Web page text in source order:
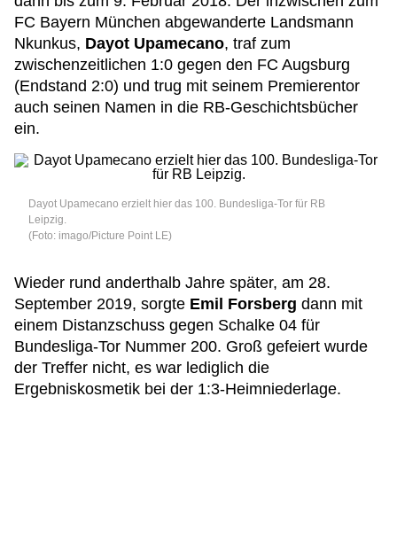
FC Bayern München abgewanderte Landsmann
Nkunkus, Dayot Upamecano, traf zum
zwischenzeitlichen 1:0 gegen den FC Augsburg
(Endstand 2:0) und trug mit seinem Premierentor
auch seinen Namen in die RB-Geschichtsbücher
ein.
Dayot Upamecano erzielt hier das 100. Bundesliga-Tor für RB
Leipzig.
(Foto: imago/Picture Point LE)
Wieder rund anderthalb Jahre später, am 28.
September 2019, sorgte Emil Forsberg dann mit
einem Distanzschuss gegen Schalke 04 für
Bundesliga-Tor Nummer 200. Groß gefeiert wurde
der Treffer nicht, es war lediglich die
Ergebniskosmetik bei der 1:3-Heimniederlage.